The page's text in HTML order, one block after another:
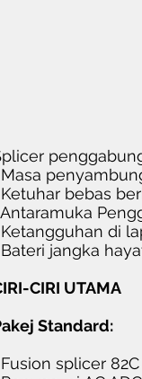
Masa
Ketuhar bebas
Antaramuka
Ketangguhan di
Bateri jangka
CIRI UTAMA
Standard:
Fusion splicer 82C